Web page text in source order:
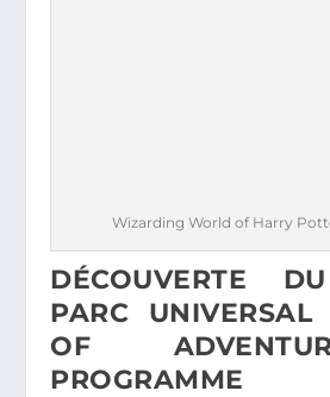
Wizarding World of Harry
DÉCOUVERTE
PARC
OF
PROGRAMME